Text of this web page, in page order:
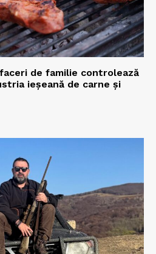
de familie controlează
ieșeană de carne și